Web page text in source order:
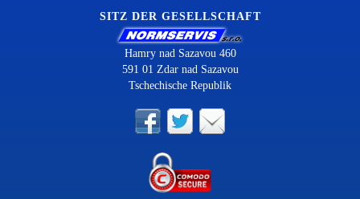
SITZ DER GESELLSCHAFT
Hamry nad Sazavou 460
591 01 Zdar nad Sazavou
Tschechische Republik